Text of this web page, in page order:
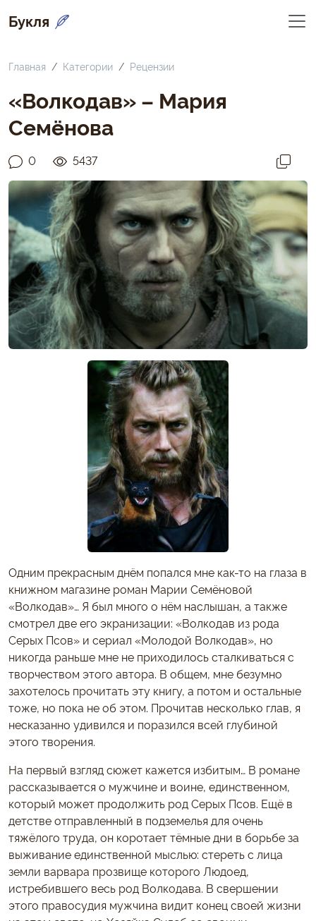
Букля
Главная Категории Рецензии
«Волкодав» – Мария
Семёнова
0 5437
Одним прекрасным днём попался мне как-то на глаза в
книжном магазине роман Марии Семёновой
«Волкодав»… Я был много о нём наслышан, а также
смотрел две его экранизации: «Волкодав из рода
Серых Псов» и сериал «Молодой Волкодав», но
никогда раньше мне не приходилось сталкиваться с
творчеством этого автора. В общем, мне безумно
захотелось прочитать эту книгу, а потом и остальные
тоже, но пока не об этом. Прочитав несколько глав, я
несказанно удивился и поразился всей глубиной
этого творения.
На первый взгляд сюжет кажется избитым… В романе
рассказывается о мужчине и воине, единственном,
который может продолжить род Серых Псов. Ещё в
детстве отправленный в подземелья для очень
тяжёлого труда, он коротает тёмные дни в борьбе за
выживание единственной мыслью: стереть с лица
земли варвара прозвище которого Людоед,
истребившего весь род Волкодава. В свершении
этого правосудия мужчина видит конец своей жизни